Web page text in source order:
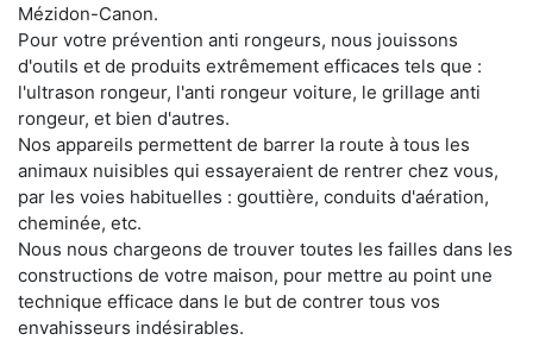
Mézidon-Canon.
Pour votre prévention anti rongeurs, nous jouissons
d'outils et de produits extrêmement efficaces tels que :
l'ultrason rongeur, l'anti rongeur voiture, le grillage anti
rongeur, et bien d'autres.
Nos appareils permettent de barrer la route à tous les
animaux nuisibles qui essayeraient de rentrer chez vous,
par les voies habituelles : gouttière, conduits d'aération,
cheminée, etc.
Nous nous chargeons de trouver toutes les failles dans les
constructions de votre maison, pour mettre au point une
technique efficace dans le but de contrer tous vos
envahisseurs indésirables.